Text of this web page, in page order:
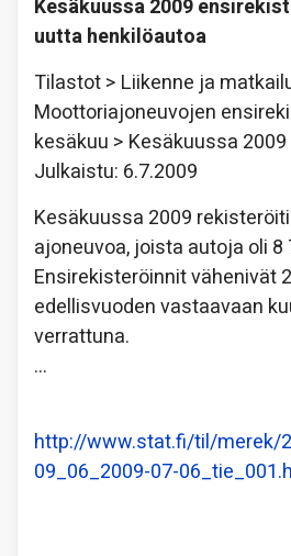
Kesäkuussa 2009
uutta henkilöautoa
Tilastot > Liikenne ja
Moottoriajoneuvojen
kesäkuu > Kesäkuussa 2009
Julkaistu: 6.7.2009
Kesäkuussa 2009
ajoneuvoa, joista autoja oli 8
Ensirekisteröinnit vähenivät
edellisvuoden vastaavaan
verrattuna.
…
http://www.stat.fi/til/merek/
09_06_2009-07-